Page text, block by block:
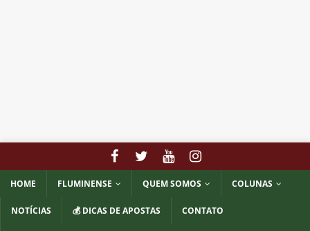
HOME FLUMINENSE QUEM SOMOS COLUNAS
NOTÍCIAS 💰 DICAS DE APOSTAS CONTATO